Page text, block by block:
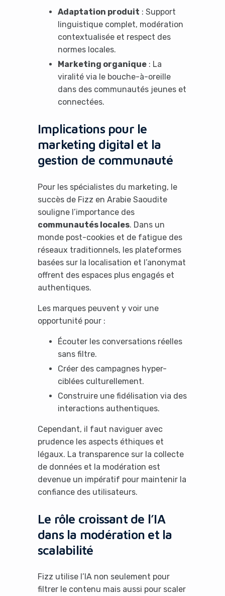
Adaptation produit : Support
linguistique complet, modération
contextualisée et respect des
normes locales.
Marketing organique: La
viralité via le bouche-à-oreille
dans des communautés jeunes et
connectées.
Implications pour le
marketing digital et la
gestion de communauté
Pour les spécialistes du marketing, le
succès de Fizz en Arabie Saoudite
souligne l’importance des
communautés locales. Dans un
monde post-cookies et de fatigue des
réseaux traditionnels, les plateformes
basées sur la localisation et l’anonymat
offrent des espaces plus engagés et
authentiques.
Les marques peuvent y voir une
opportunité pour :
Écouter les conversations réelles
sans filtre.
Créer des campagnes hyper-
ciblées culturellement.
Construire une fidélisation via des
interactions authentiques.
Cependant, il faut naviguer avec
prudence les aspects éthiques et
légaux. La transparence sur la collecte
de données et la modération est
devenue un impératif pour maintenir la
confiance des utilisateurs.
Le rôle croissant de l’IA
dans la modération et la
scalabilité
Fizz utilise l’IA non seulement pour
filtrer le contenu mais aussi pour scaler
No Thanks